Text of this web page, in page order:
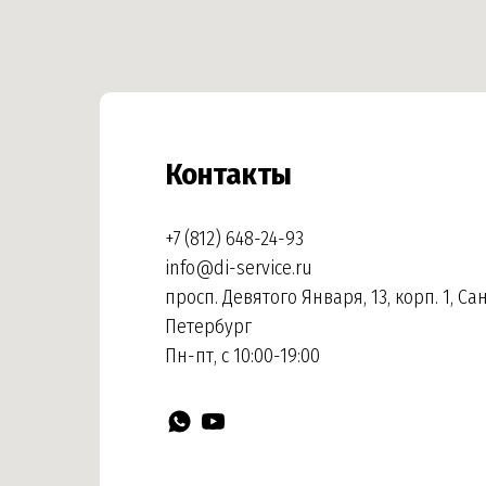
Контакты
+7 (812) 648-24-93
info@di-service.ru
просп. Девятого Января, 13, корп. 1,
Петербург
Пн-пт, с 10:00-19:00